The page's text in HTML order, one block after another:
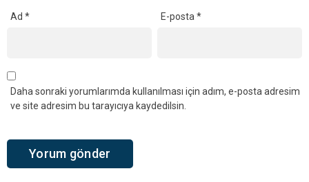
Ad * E-posta*
Daha sonraki yorumlarımda kullanılması için adım, e-posta adresim
ve site adresim bu tarayıcıya kaydedilsin.